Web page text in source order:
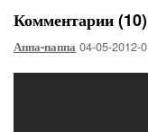
Комментарии
Аппа-паппа 04-05-2012-